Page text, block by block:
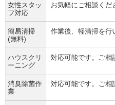
女性スタッ
フ対応
お気軽にご相談くだ
簡易清掃
(無料)
作業後、軽清掃を行
ハウスクリ
ーニング
対応可能です。ご相
消臭除菌作
業
対応可能です。ご相